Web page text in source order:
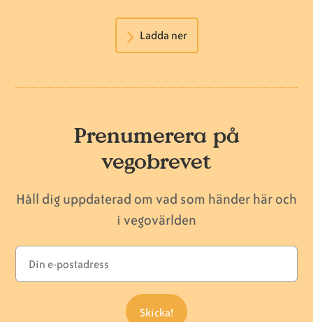
Ladda ner
Prenumerera på
vegobrevet
Håll dig uppdaterad om vad som händer här och
i vegovärlden